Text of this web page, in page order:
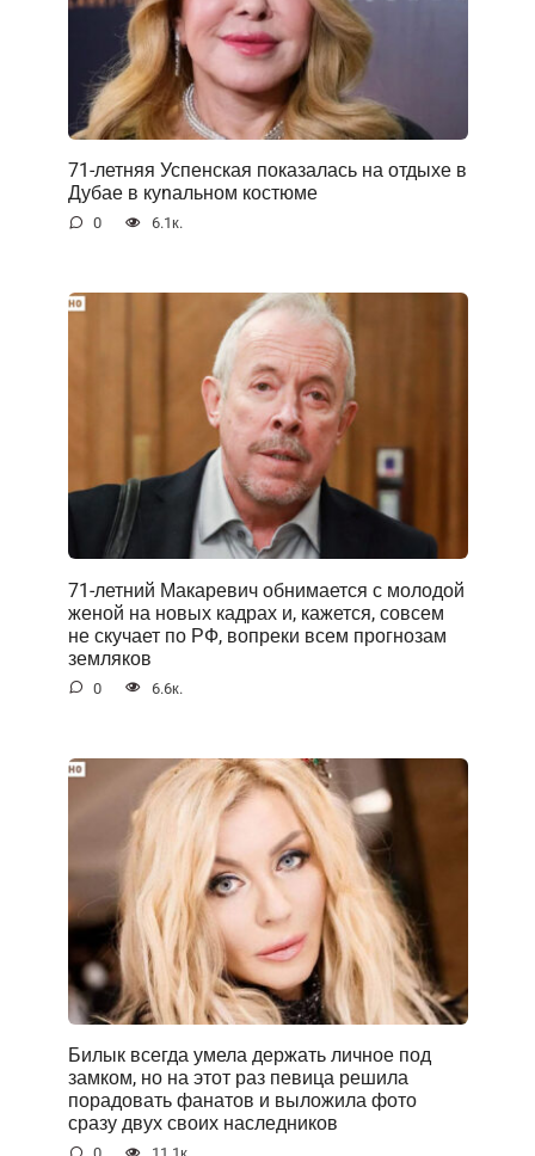
71-летняя Успенская показалась на отдыхе в
Дубае в куnальном костюме
0 6.1к.
71-летний Макаревич обнимается с молодой
женой на новых кадрах и, кажется, совсем
не скучает по РФ, вопреки всем прогнозам
земляков
0 6.6к.
Билык всегда умела держать личное под
замком, но на этот раз певица решила
порадовать фанатов и выложила фото
сразу двух своих наследников